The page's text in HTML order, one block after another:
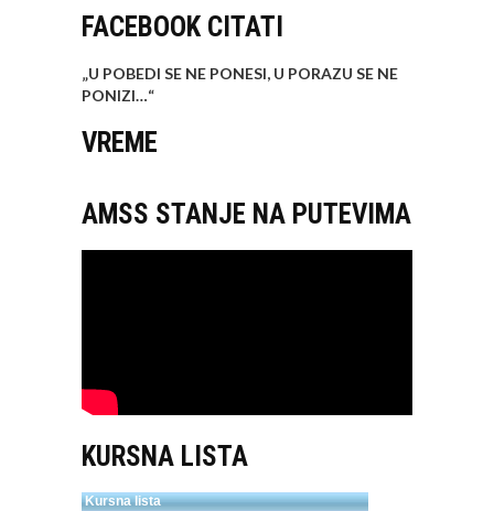
FACEBOOK CITATI
„U POBEDI SE NE PONESI, U PORAZU SE NE
PONIZI…“
VREME
AMSS STANJE NA PUTEVIMA
KURSNA LISTA